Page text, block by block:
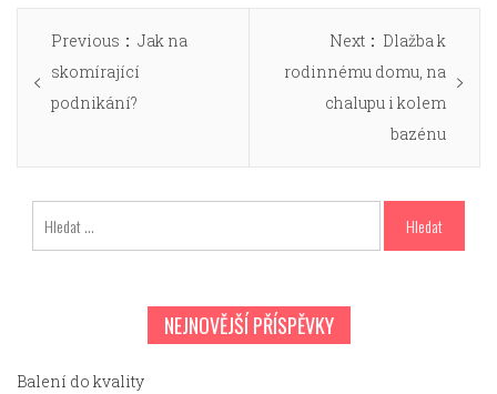
Navigace
pro
příspěvek
Previous
Previous
post:
Jak na
skomírající
podnikání?
Next
Next
post:
Dlažba k
rodinnému domu, na
chalupu i kolem
bazénu
NEJNOVĚJŠÍ PŘÍSPĚVKY
Balení do kvality